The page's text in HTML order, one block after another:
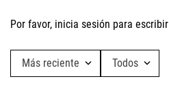
Por favor, inicia sesión para
Más reciente Todos